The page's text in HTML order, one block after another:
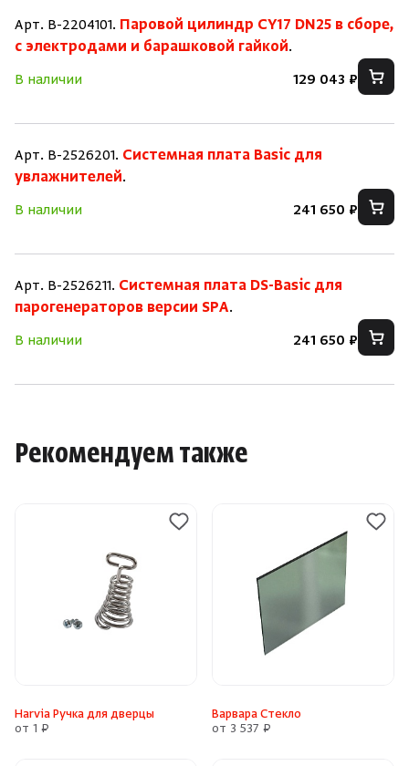
Арт. B-2204101. Паровой цилиндр CY17 DN25 в сборе,
с электродами и барашковой гайкой.
В наличии
129 043 ₽
Арт. B-2526201. Системная плата Basic для
увлажнителей.
В наличии
241 650 ₽
Арт. B-2526211. Системная плата DS-Basic для
парогенераторов версии SPA.
В наличии
241 650 ₽
Рекомендуем также
Harvia Ручка для дверцы
от 1 ₽
Варвара Стекло
от 3 537 ₽